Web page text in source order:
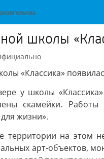
школы
«Классика»
у школы
скамейки.
жизни».
территории на этом
арт-объектов,